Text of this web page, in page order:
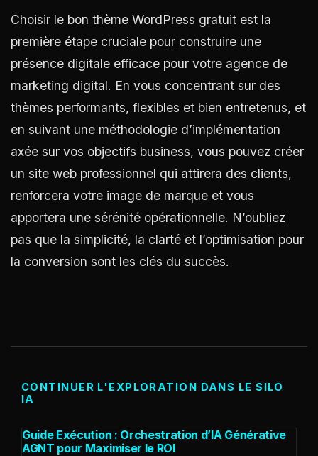
Choisir le bon thème WordPress gratuit est la
première étape cruciale pour construire une
présence digitale efficace pour votre agence de
marketing digital. En vous concentrant sur des
thèmes performants, flexibles et bien entretenus, et
en suivant une méthodologie d’implémentation
axée sur vos objectifs business, vous pouvez créer
un site web professionnel qui attirera des clients,
renforcera votre image de marque et vous
apportera une sérénité opérationnelle. N’oubliez
pas que la simplicité, la clarté et l’optimisation pour
la conversion sont les clés du succès.
CONTINUER L'EXPLORATION DANS LE SILO
IA
Guide Exécution : Orchestration d’IA Générative
AGNT pour Maximiser le ROI